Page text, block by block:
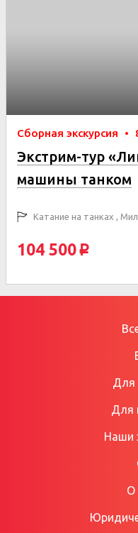
Сборная экскурсия •
Экстрим-тур
машины танком
Катание на танках ,
104 500 p
Для
Для
Наши
О